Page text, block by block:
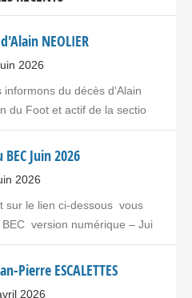
NEOLIER
2026
du décès d'Alain
du Foot et actif de la sectio
Juin 2026
2026
sur le lien ci-dessous vous
version numérique – Jui
Pierre ESCALETTES
2026